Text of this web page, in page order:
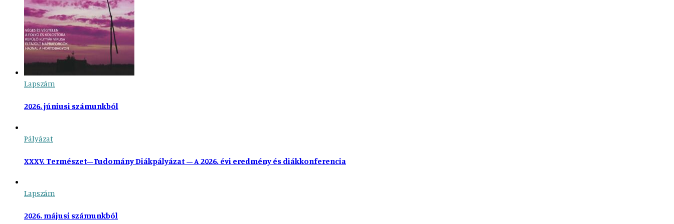
Lapszám
2026. júniusi számunkból
Pályázat
XXXV. Természet–Tudomány Diákpályázat – A 2026. évi eredmény és diákkonferencia
Lapszám
2026. májusi számunkból